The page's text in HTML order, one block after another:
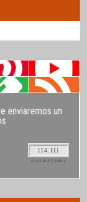
enviaremos un
114.111
SUSCRIPTORES